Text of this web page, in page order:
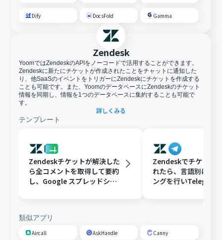
Dify DocsFold Gamma
Zendesk
YoomではZendeskのAPIをノーコードで活用することができます。
Zendeskに新たにチケットが作成されたことをチャットに通知した
り、他SaaSのイベントをトリガーにZendeskにチケットを作成する
ことも可能です。また、YoomのデータベースにZendeskのチケット
情報を同期し、情報を1つのデータベースに集約することも可能で
す。
詳しくみる
テンプレート
Zendeskチケットが解決した
ら全コメントを取得して要約
し、Google スプレッドシー
Zendeskでチケット
れたら、言語別にフ
ングを行いTelegram
類似アプリ
Aircall AskHandle Canny